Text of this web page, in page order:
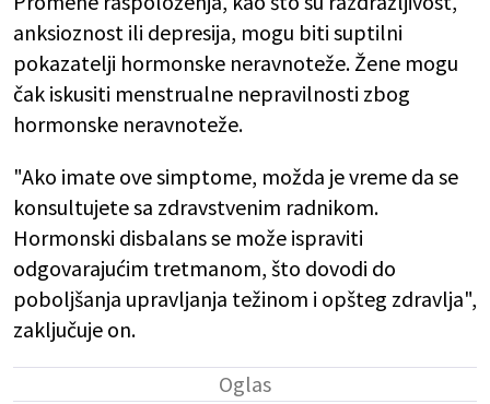
anksioznost ili depresija, mogu biti suptilni
pokazatelji hormonske neravnoteže. Žene mogu
čak iskusiti menstrualne nepravilnosti zbog
hormonske neravnoteže.
"Ako imate ove simptome, možda je vreme da se
konsultujete sa zdravstvenim radnikom.
Hormonski disbalans se može ispraviti
odgovarajućim tretmanom, što dovodi do
poboljšanja upravljanja težinom i opšteg zdravlja",
zaključuje on.